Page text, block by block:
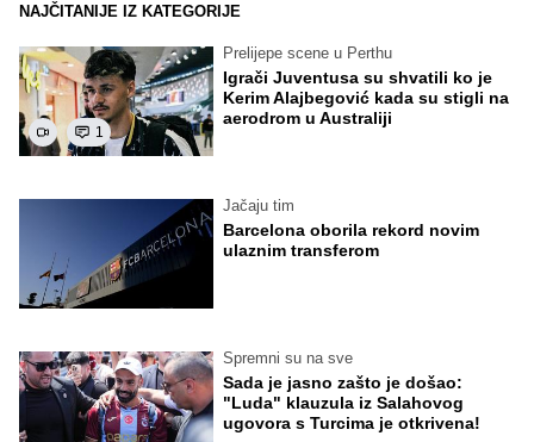
NAJČITANIJE IZ KATEGORIJE
1
Prelijepe scene u Perthu
Igrači Juventusa su shvatili ko je
Kerim Alajbegović kada su stigli na
aerodrom u Australiji
Jačaju tim
Barcelona oborila rekord novim
ulaznim transferom
Spremni su na sve
Sada je jasno zašto je došao:
"Luda" klauzula iz Salahovog
ugovora s Turcima je otkrivena!